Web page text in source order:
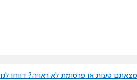
מצאתם טעות או פרסומת לא ראויה? דווחו לנו